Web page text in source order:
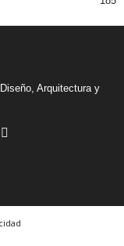
Arquitectura y